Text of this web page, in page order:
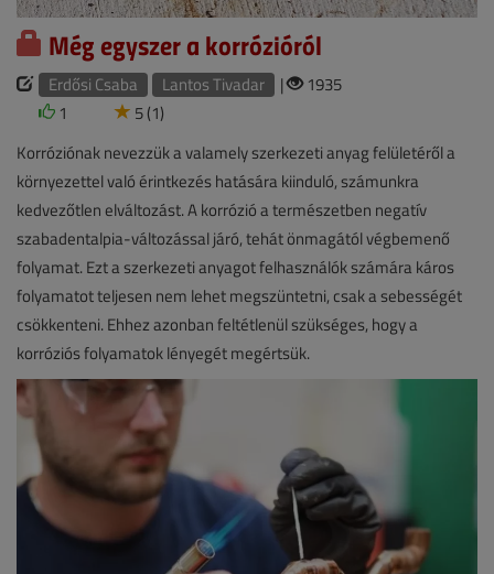
Még egyszer a korrózióról
Erdősi Csaba Lantos Tivadar |
1935
1
5 (1)
Korróziónak nevezzük a valamely szerkezeti anyag felületéről a
környezettel való érintkezés hatására kiinduló, számunkra
kedvezőtlen elváltozást. A korrózió a természetben negatív
szabadentalpia-változással járó, tehát önmagától végbemenő
folyamat. Ezt a szerkezeti anyagot felhasználók számára káros
folyamatot teljesen nem lehet megszüntetni, csak a sebességét
csökkenteni. Ehhez azonban feltétlenül szükséges, hogy a
korróziós folyamatok lényegét megértsük.